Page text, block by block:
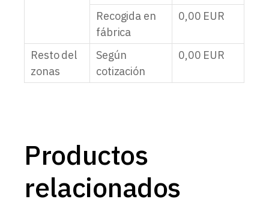
Recogida en
fábrica
0,00 EUR
Resto del
zonas
Según
cotización
0,00 EUR
Productos
relacionados